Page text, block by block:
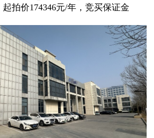
拍价174346元/年，竞买保证金